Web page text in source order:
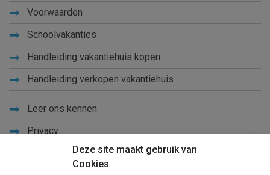
Deze site maakt gebruik van
Cookies
Voorwaarden
Schoolvakanties
Handleiding vakantiehuis kopen
Handleiding verkopen vakantiehuis
Leer ons kennen
Privacy